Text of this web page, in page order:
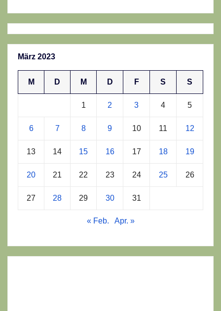
März 2023
M D M D F S S
1 2 3 4 5
6 7 8 9 10 11 12
13 14 15 16 17 18 19
20 21 22 23 24 25 26
27 28 29 30 31
« Feb. Apr. »